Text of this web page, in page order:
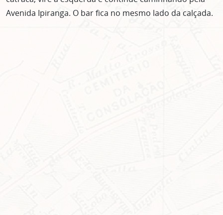
Avenida Ipiranga. O bar fica no mesmo lado da calçada.
Clique no botão abaixo para receber notícias sobre o
centro de São Paulo no seu email.